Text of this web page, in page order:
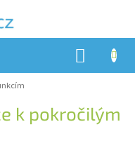
k pokročilým